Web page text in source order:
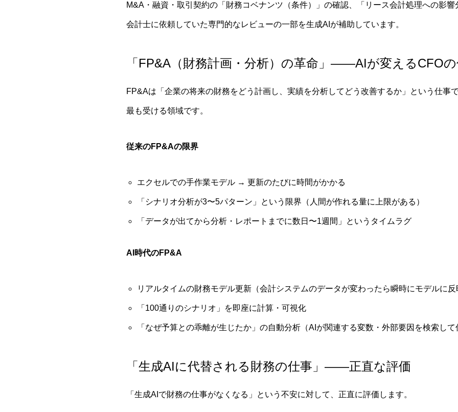
M&A・融資・取引契約の「財務コベナンツ（条件）」の確認、「リース会計処理への影響
会計士に依頼していた専門的なレビューの一部を生成AIが補助しています。
「FP&A（財務計画・分析）の革命」——AIが変えるCFO
FP&Aは「企業の将来の財務をどう計画し、実績を分析してどう改善するか」という仕事
最も受ける領域です。
従来のFP&Aの限界
エクセルでの手作業モデル → 更新のたびに時間がかかる
「シナリオ分析が3〜5パターン」という限界（人間が作れる量に上限がある）
「データが出てから分析・レポートまでに数日〜1週間」というタイムラグ
AI時代のFP&A
リアルタイムの財務モデル更新（会計システムのデータが変わったら瞬時にモデルに反
「100通りのシナリオ」を即座に計算・可視化
「なぜ予算との乖離が生じたか」の自動分析（AIが関連する変数・外部要因を検索して
「生成AIに代替される財務の仕事」——正直な評価
「生成AIで財務の仕事がなくなる」という不安に対して、正直に評価します。